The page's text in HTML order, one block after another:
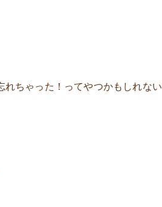
ちゃった！ってやつかもしれない